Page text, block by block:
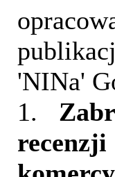
'NINa'
1.